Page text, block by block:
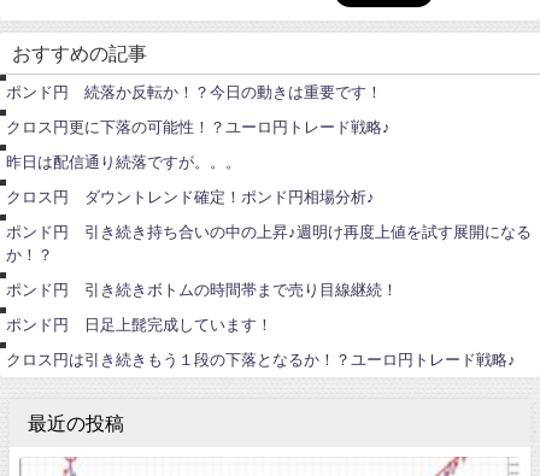
おすすめの記事
ポンド円 続落か反転か！？今日の動きは重要です！
クロス円更に下落の可能性！？ユーロ円トレード戦略♪
昨日は配信通り続落ですが。。。
クロス円 ダウントレンド確定！ポンド円相場分析♪
ポンド円 引き続き持ち合いの中の上昇♪週明け再度上値を試す展開になる
か！？
ポンド円 引き続きボトムの時間帯まで売り目線継続！
ポンド円 日足上髭完成しています！
クロス円は引き続きもう１段の下落となるか！？ユーロ円トレード戦略♪
最近の投稿